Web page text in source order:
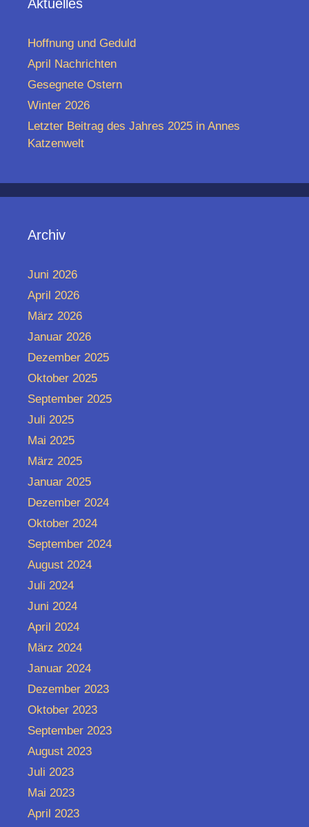
Aktuelles
Hoffnung und Geduld
April Nachrichten
Gesegnete Ostern
Winter 2026
Letzter Beitrag des Jahres 2025 in Annes
Katzenwelt
Archiv
Juni 2026
April 2026
März 2026
Januar 2026
Dezember 2025
Oktober 2025
September 2025
Juli 2025
Mai 2025
März 2025
Januar 2025
Dezember 2024
Oktober 2024
September 2024
August 2024
Juli 2024
Juni 2024
April 2024
März 2024
Januar 2024
Dezember 2023
Oktober 2023
September 2023
August 2023
Juli 2023
Mai 2023
April 2023